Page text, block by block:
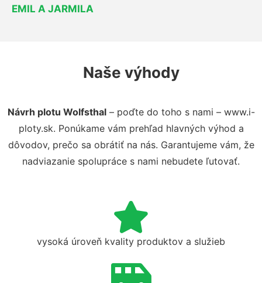
EMIL A JARMILA
Naše výhody
Návrh plotu Wolfsthal– poďte do toho s nami – www.i-
ploty.sk. Ponúkame vám prehľad hlavných výhod a
dôvodov, prečo sa obrátiť na nás. Garantujeme vám, že
nadviazanie spolupráce s nami nebudete ľutovať.
vysoká úroveň kvality produktov a služieb